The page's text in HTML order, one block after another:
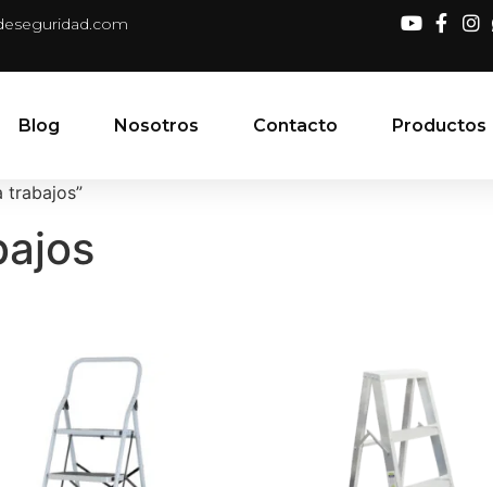
Blog Nosotros Contacto Productos
trabajos”